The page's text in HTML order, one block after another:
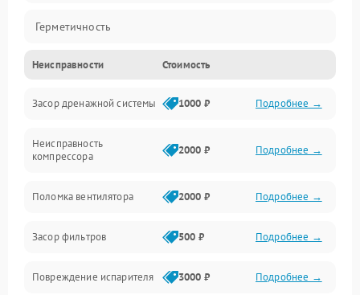
Герметичность
Механика
Управление
Электропитание
Неисправности Стоимость
Засор дренажной системы 1000 ₽ Подробнее →
Неисправность
компрессора
2000 ₽ Подробнее →
Поломка вентилятора 2000 ₽ Подробнее →
Засор фильтров 500 ₽ Подробнее →
Повреждение испарителя 3000 ₽ Подробнее →